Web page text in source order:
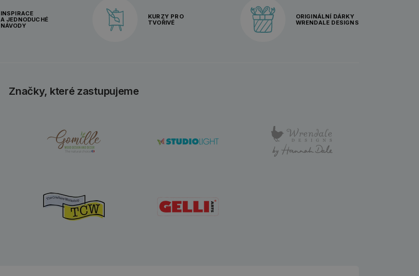
INSPIRACE
A JEDNODUCHÉ
NÁVODY
KURZY PRO
TVOŘIVÉ
ORIGINÁLNÍ DÁRKY
WRENDALE DESIGNS
Značky, které zastupujeme